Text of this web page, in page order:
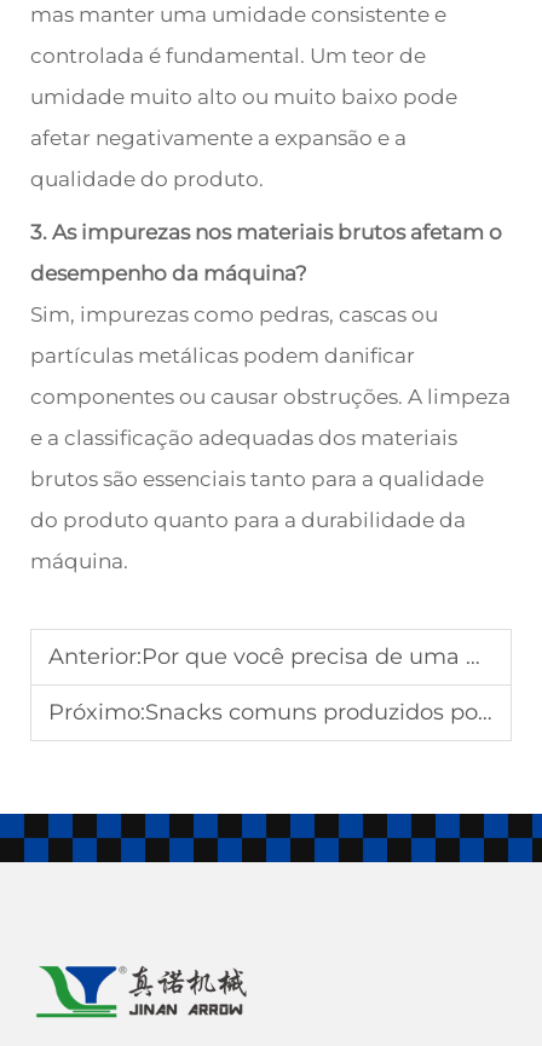
mas manter uma umidade consistente e
controlada é fundamental. Um teor de
umidade muito alto ou muito baixo pode
afetar negativamente a expansão e a
qualidade do produto.
3. As impurezas nos materiais brutos afetam o
desempenho da máquina?
Sim, impurezas como pedras, cascas ou
partículas metálicas podem danificar
componentes ou causar obstruções. A limpeza
e a classificação adequadas dos materiais
brutos são essenciais tanto para a qualidade
do produto quanto para a durabilidade da
máquina.
Anterior:Por que você precisa de uma máquina automática para fabricar kurkure
Próximo:Snacks comuns produzidos por uma linha de fritura de pellets